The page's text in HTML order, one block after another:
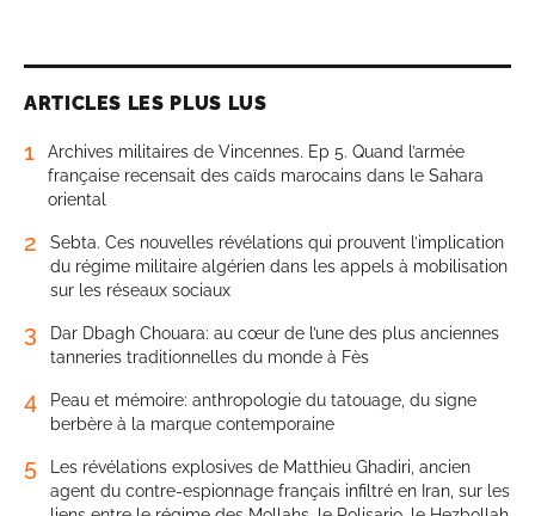
ARTICLES LES PLUS LUS
1
Archives militaires de Vincennes. Ep 5. Quand l’armée
française recensait des caïds marocains dans le Sahara
oriental
2
Sebta. Ces nouvelles révélations qui prouvent l’implication
du régime militaire algérien dans les appels à mobilisation
sur les réseaux sociaux
3
Dar Dbagh Chouara: au cœur de l’une des plus anciennes
tanneries traditionnelles du monde à Fès
4
Peau et mémoire: anthropologie du tatouage, du signe
berbère à la marque contemporaine
5
Les révélations explosives de Matthieu Ghadiri, ancien
agent du contre-espionnage français infiltré en Iran, sur les